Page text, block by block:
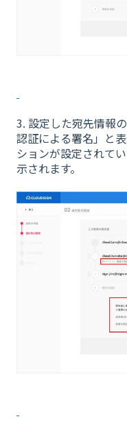
3. 設定した宛先情報
認証による署名」と
ションが設定されて
示されます。